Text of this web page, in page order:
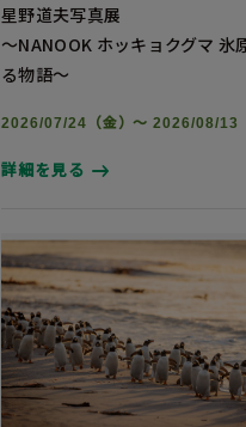
星野道夫写真展
～NANOOK ホッキョクグマ 氷
る物語～
2026/07/24（金）～ 2026/08/13
詳細を見る